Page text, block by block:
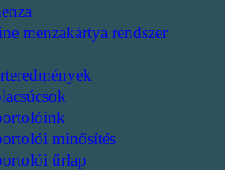
menzakártya rendszer
minősítés
űrlap